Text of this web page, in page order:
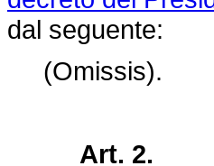
dal seguente:
(Omissis).
Art. 2.